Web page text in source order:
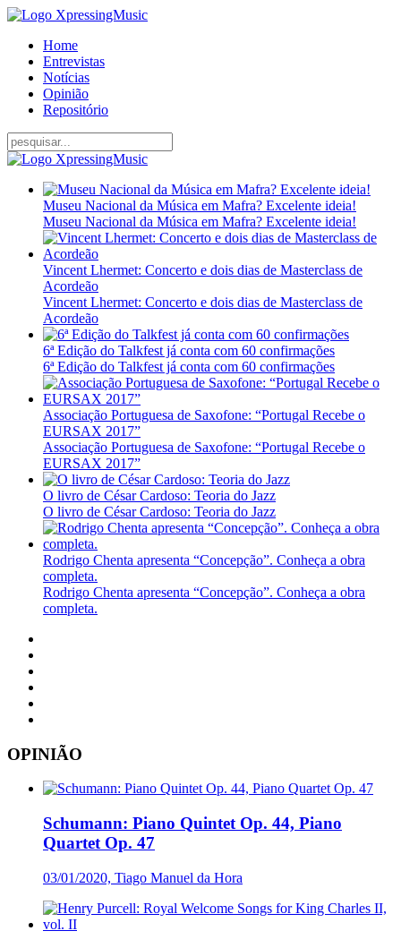
Home
Entrevistas
Notícias
Opinião
Repositório
Museu Nacional da Música em Mafra? Excelente ideia!
Museu Nacional da Música em Mafra? Excelente ideia!
Vincent Lhermet: Concerto e dois dias de Masterclass de
Acordeão
Vincent Lhermet: Concerto e dois dias de Masterclass de
Acordeão
6ª Edição do Talkfest já conta com 60 confirmações
6ª Edição do Talkfest já conta com 60 confirmações
Associação Portuguesa de Saxofone: “Portugal Recebe o
EURSAX 2017”
Associação Portuguesa de Saxofone: “Portugal Recebe o
EURSAX 2017”
O livro de César Cardoso: Teoria do Jazz
O livro de César Cardoso: Teoria do Jazz
Rodrigo Chenta apresenta “Concepção”. Conheça a obra
completa.
Rodrigo Chenta apresenta “Concepção”. Conheça a obra
completa.
OPINIÃO
Schumann: Piano Quintet Op. 44, Piano
Quartet Op. 47
03/01/2020, Tiago Manuel da Hora